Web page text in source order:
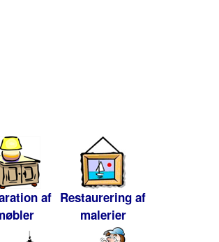
af Restaurering af
malerier